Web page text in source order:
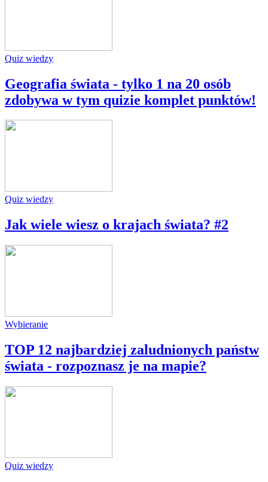
Quiz wiedzy
Geografia świata - tylko 1 na 20 osób
zdobywa w tym quizie komplet punktów!
Quiz wiedzy
Jak wiele wiesz o krajach świata? #2
Wybieranie
TOP 12 najbardziej zaludnionych państw
świata - rozpoznasz je na mapie?
Quiz wiedzy